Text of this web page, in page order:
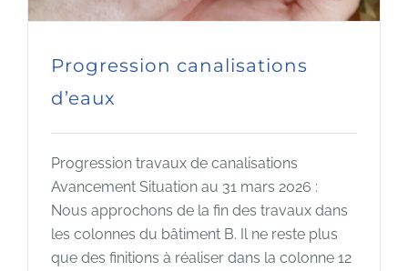
Progression canalisations
d’eaux
Progression travaux de canalisations
Avancement Situation au 31 mars 2026 :
Nous approchons de la fin des travaux dans
les colonnes du bâtiment B. Il ne reste plus
que des finitions à réaliser dans la colonne 12